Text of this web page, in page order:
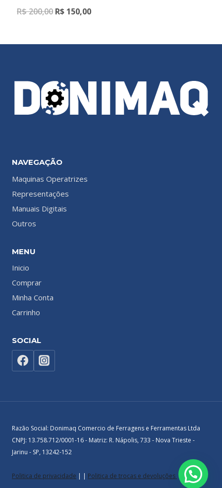
R$200,00 R$ 150,00
NAVEGAÇÃO
Maquinas Operatrizes
Representações
Manuais Digitais
Outros
MENU
Inicio
Comprar
Minha Conta
Carrinho
SOCIAL
Razão Social: Donimaq Comercio de Ferragens e Ferramentas Ltda
CNPJ: 13.758.712/0001-16 - Matriz: R. Nápolis, 733 - Nova Trieste -
Jarinu - SP, 13242-152
Politica de privacidade | | Politica de trocas e devoluções